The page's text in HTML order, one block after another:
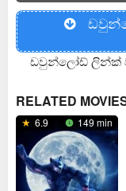
ඩවුන්ලෝඩ් ලින්ක්
RELATED
6.9 149 min